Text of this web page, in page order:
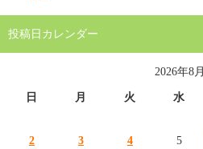
投稿日カレンダー
2026年8月
日 月 火 水
2
3 4 5